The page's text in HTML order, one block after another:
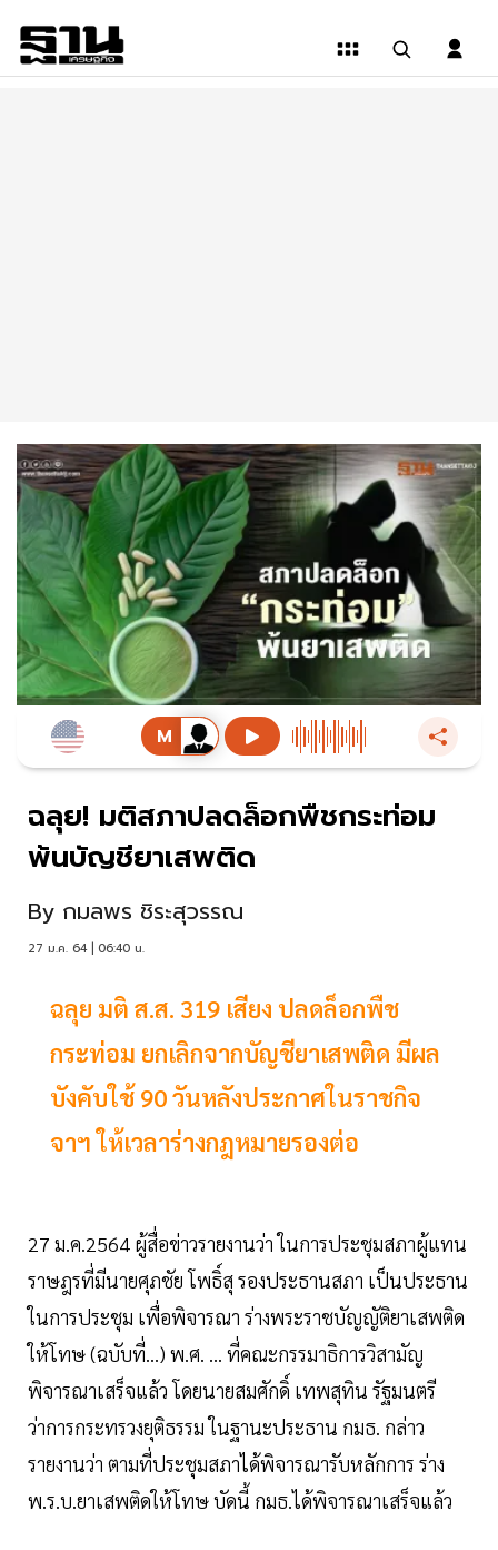
ฉลุย! มติสภาปลดล็อกพืชกระท่อม
พ้นบัญชียาเสพติด
By กมลพร ชิระสุวรรณ
27 ม.ค. 64 | 06:40 น.
ฉลุย มติ ส.ส. 319 เสียง ปลดล็อกพืช
กระท่อม ยกเลิกจากบัญชียาเสพติด มีผล
บังคับใช้ 90 วันหลังประกาศในราชกิจ
จาฯ ให้เวลาร่างกฎหมายรองต่อ
27 ม.ค.2564 ผู้สื่อข่าวรายงานว่า ในการประชุมสภาผู้แทน
ราษฎรที่มีนายศุภชัย โพธิ์สุ รองประธานสภา เป็นประธาน
ในการประชุม เพื่อพิจารณา ร่างพระราชบัญญัติยาเสพติด
ให้โทษ (ฉบับที่...) พ.ศ. ... ที่คณะกรรมาธิการวิสามัญ
พิจารณาเสร็จแล้ว โดยนายสมศักดิ์ เทพสุทิน รัฐมนตรี
ว่าการกระทรวงยุติธรรม ในฐานะประธาน กมธ. กล่าว
รายงานว่า ตามที่ประชุมสภาได้พิจารณารับหลักการ ร่าง
พ.ร.บ.ยาเสพติดให้โทษ บัดนี้ กมธ.ได้พิจารณาเสร็จแล้ว